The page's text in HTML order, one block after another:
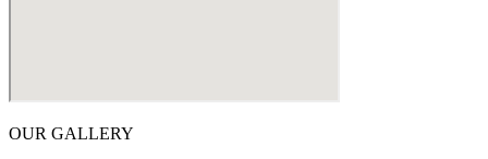
OUR GALLERY